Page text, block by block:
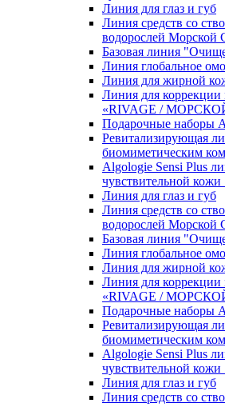
Линия для глаз и губ
Линия средств со
водорослей Морской
Базовая линия
Линия глобальное
Линия для жирной
Линия для коррекции
«RIVAGE /
Подарочные наборы
Ревитализирующая
биомиметическим
Algologie Sensi Plus
чувcтвительной
Линия для глаз и губ
Линия средств со
водорослей Морской
Базовая линия
Линия глобальное
Линия для жирной
Линия для коррекции
«RIVAGE /
Подарочные наборы
Ревитализирующая
биомиметическим
Algologie Sensi Plus
чувcтвительной
Линия для глаз и губ
Линия средств со